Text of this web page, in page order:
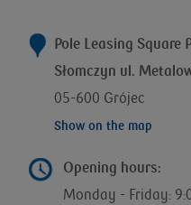
Pole Leasing Square
Słomczyn ul.
05-600 Grójec
Show on the map
Opening hours:
Monday - Friday: